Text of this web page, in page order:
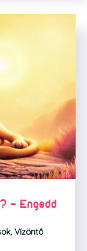
– Engedd
, Vízöntő